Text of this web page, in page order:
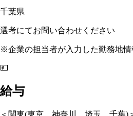
千葉県
選考にてお問い合わせください
※企業の担当者が入力した勤務地情
💴
給与
＜関東(東京、神奈川、埼玉、千葉